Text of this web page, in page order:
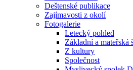
Deštenské publikace
Zajímavosti z okolí
Fotogalerie
Letecký pohled
Základní a mateřská
Z kultury
Společnost